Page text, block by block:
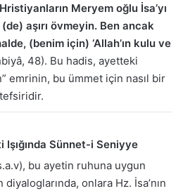
Meryem oğlu İsa’yı
aşırı övmeyin. Ben ancak
(benim için) ‘Allah’ın kulu ve
48). Bu hadis, ayetteki
emrinin, bu ümmet için nasıl bir
tefsiridir.
Işığında Sünnet-i Seniyye
bu ayetin ruhuna uygun
onlara Hz. İsa’nın